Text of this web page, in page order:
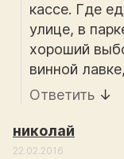
кассе. Где
улице, в
хороший
винной
Ответить ↓
николай
22.02.2016